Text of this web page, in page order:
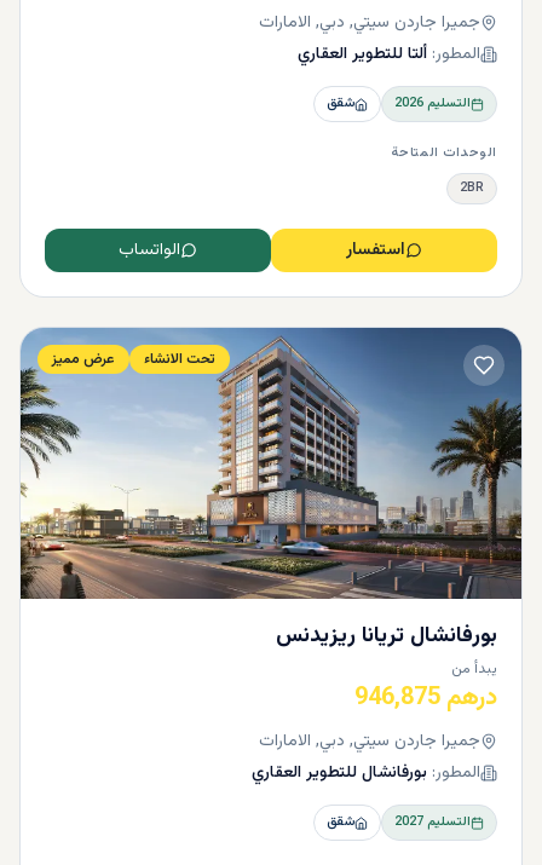
جميرا جاردن سيتي, دبي, الامارات
المطور: ألتا للتطوير العقاري
التسليم2026 شقق
الوحدات المتاحة
2BR
استفسار الواتساب
تحت الانشاء عرض مميز
بورفانشال تريانا ريزيدنس
يبدأ من
درهم 946,875
جميرا جاردن سيتي, دبي, الامارات
المطور: بورفانشال للتطوير العقاري
التسليم2027 شقق